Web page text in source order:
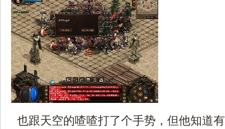
也跟天空的喳喳打了个手势，但他知道